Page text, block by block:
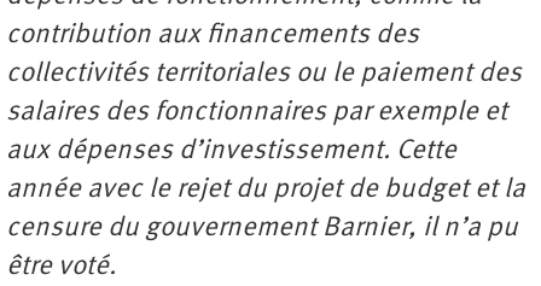
contribution aux financements des
collectivités territoriales ou le paiement des
salaires des fonctionnaires par exemple et
aux dépenses d’investissement. Cette
année avec le rejet du projet de budget et la
censure du gouvernement Barnier, il n’a pu
être voté.